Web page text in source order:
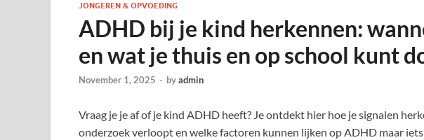
JONGEREN & OPVOEDING
ADHD bij je kind herkennen:
en wat je thuis en op school kunt
November 1, 2025 - byadmin
Vraag je je af of je kind ADHD heeft? Je ontdekt hier hoe je signalen
onderzoek verloopt en welke factoren kunnen lijken op ADHD maar